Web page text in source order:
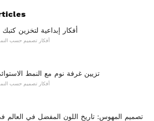
8 أفكار إبداعية لتخزين كتبك
أفكار تصميم حسب
تزيين غرفة نوم مع النمط
أفكار تصميم حسب
تصميم المهوس: تاريخ اللون المفضل في العالم